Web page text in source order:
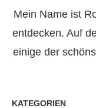
Mein Name ist
entdecken. Auf
einige der
KATEGORIEN